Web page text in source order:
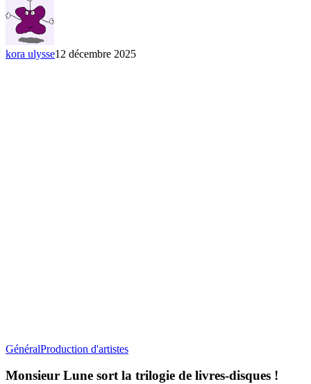
avant
kora ulysse12 décembre 2025
GénéralProduction d'artistesMonsieur
sort
Monsieur Lune sort la trilogie de livres-disques !